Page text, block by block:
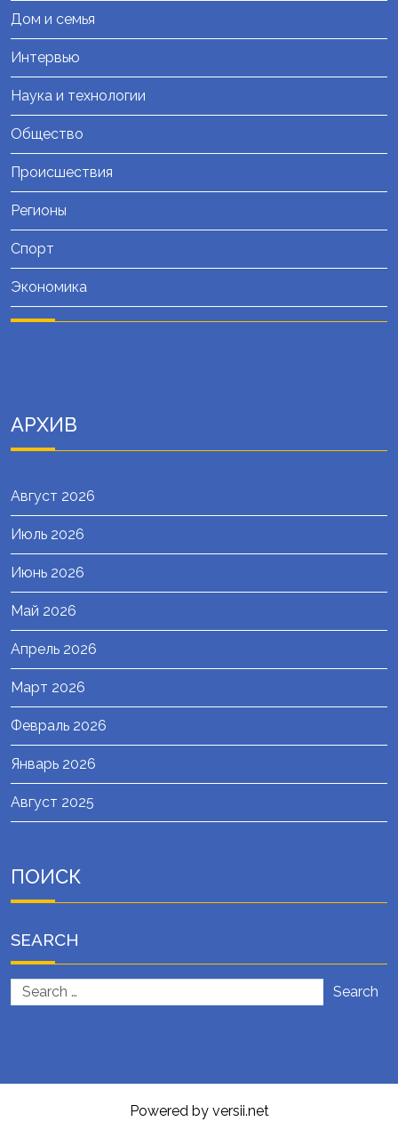
Дом и семья
Интервью
Наука и технологии
Общество
Происшествия
Регионы
Спорт
Экономика
АРХИВ
Август 2026
Июль 2026
Июнь 2026
Май 2026
Апрель 2026
Март 2026
Февраль 2026
Январь 2026
Август 2025
ПОИСК
SEARCH
Search
Powered by versii.net